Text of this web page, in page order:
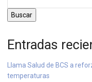
Buscar
Entradas
Llama Salud de BCS a
temperaturas